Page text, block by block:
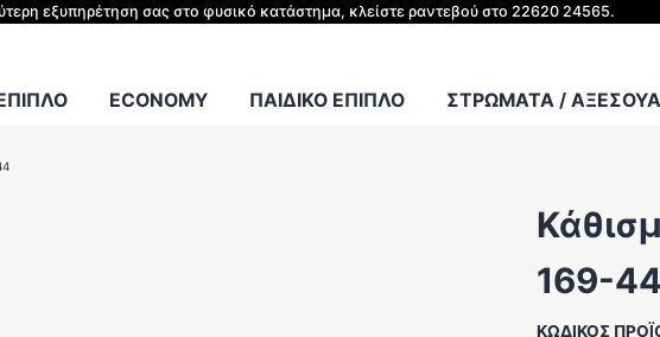
εξυπηρέτηση σας στο φυσικό κατάστημα, κλείστε ραντεβού στο 22620 24565.
ECONOMY ΠΑΙΔΙΚΟ ΕΠΙΠΛΟ ΣΤΡΩΜΑΤΑ /
ΚΡΕΒΑΤΙΟΥ
169-44
ΚΩΔΙΚΌΣ